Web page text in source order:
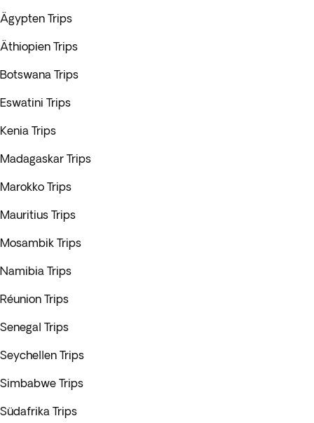
Ägypten Trips
Äthiopien Trips
Botswana Trips
Eswatini Trips
Kenia Trips
Madagaskar Trips
Marokko Trips
Mauritius Trips
Mosambik Trips
Namibia Trips
Réunion Trips
Senegal Trips
Seychellen Trips
Simbabwe Trips
Südafrika Trips